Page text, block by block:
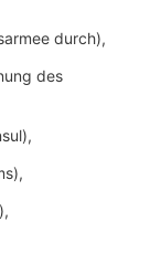
durch),
des